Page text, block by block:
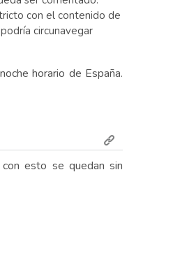
con el contenido de
circunavegar
horario de España.
esto se quedan sin